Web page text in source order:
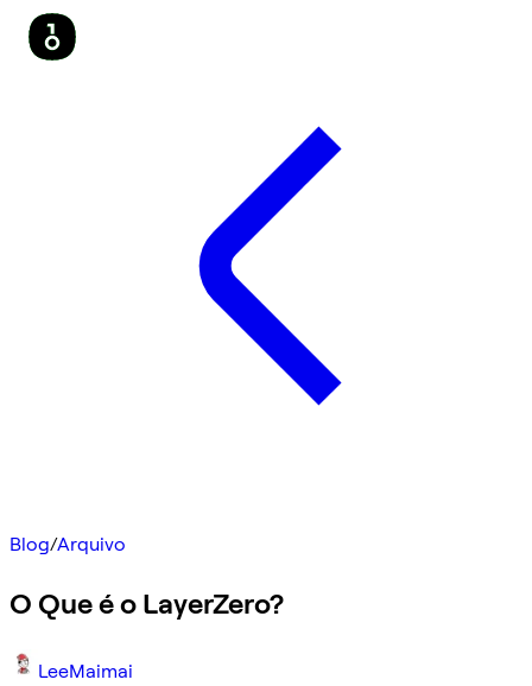
Blog/Arquivo
O Que é o LayerZero?
LeeMaimai